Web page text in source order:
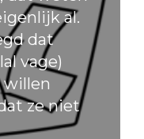
al.
dat
vage)
willen
ze niet